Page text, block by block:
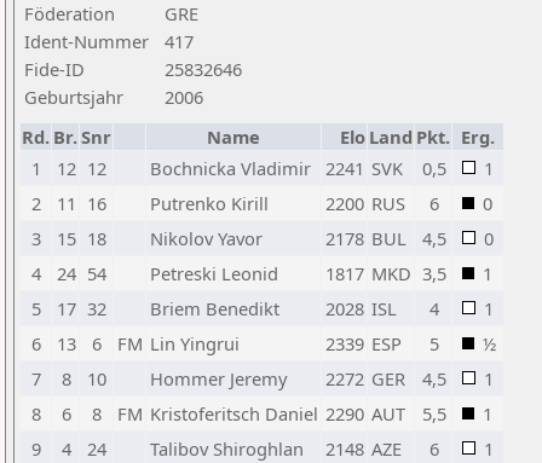
Föderation
GRE
Ident-Nummer
417
Fide-ID
25832646
Geburtsjahr
2006
Rd. Br.Snr Name Elo Land Pkt. Erg.
1
12 12 Bochnicka Vladimir 2241 SVK 0,5
1
2
11 16 Putrenko Kirill 2200 RUS 6
0
3
15 18 Nikolov Yavor 2178 BUL 4,5
0
4
24 54 Petreski Leonid 1817 MKD 3,5
1
5
17 32 Briem Benedikt 2028 ISL 4
1
6
13 6 FM Lin Yingrui 2339 ESP 5
½
7
8 10 Hommer Jeremy 2272 GER 4,5
1
8
6 8 FM Kristoferitsch Daniel 2290 AUT 5,5
1
9
4 24 Talibov Shiroghlan 2148 AZE 6
1